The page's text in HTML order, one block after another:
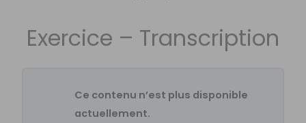
Exercice – Transcription
Ce contenu n’est plus disponible
actuellement.